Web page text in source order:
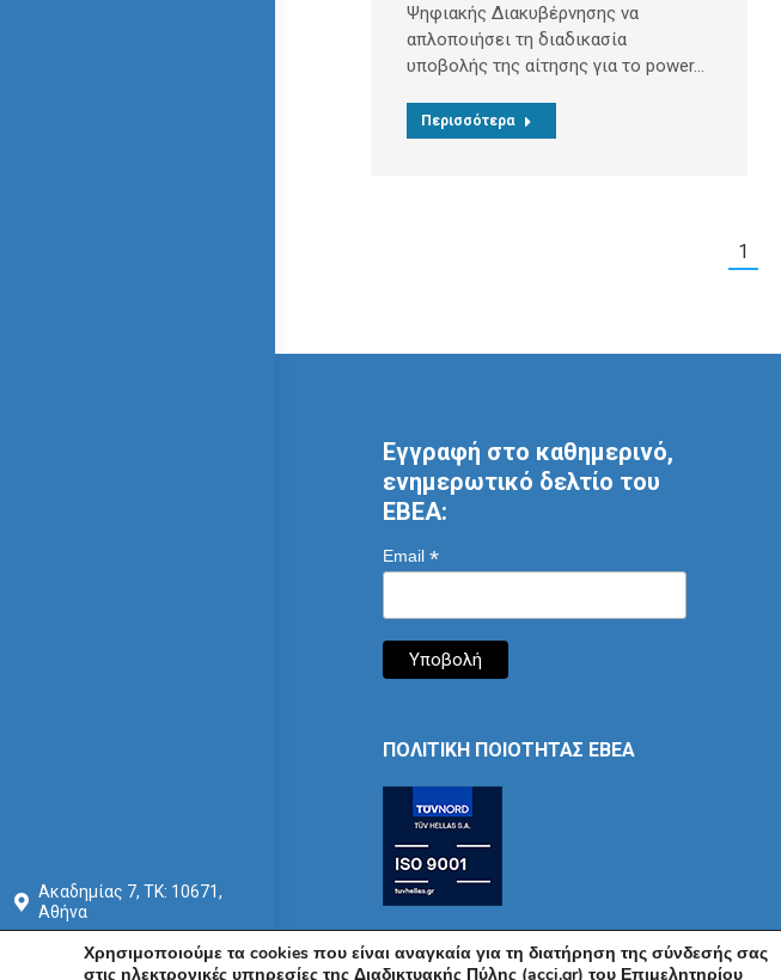
Ακαδημίας 7, ΤΚ: 10671,
Αθήνα
+30 210 3604815
Ψηφιακής Διακυβέρνησης να
απλοποιήσει τη διαδικασία
υποβολής της αίτησης για το power…
Περισσότερα
1
Εγγραφή στο καθημερινό,
ενημερωτικό δελτίο του
ΕΒΕΑ:
Email *
ΠΟΛΙΤΙΚΗ ΠΟΙΟΤΗΤΑΣ ΕΒΕΑ
Χρησιμοποιούμε τα cookies που είναι αναγκαία για τη διατήρηση της σύνδεσής σας
στις ηλεκτρονικές υπηρεσίες της Διαδικτυακής Πύλης (acci.gr) του Επιμελητηρίου